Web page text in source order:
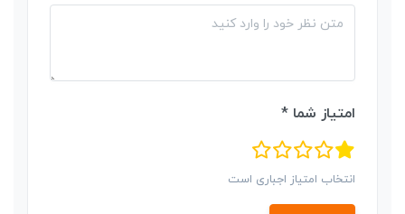
امتیاز شما *
انتخاب امتیاز اجباری است